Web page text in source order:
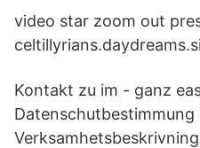
video star zoom out
Kontakt zu im - ganz
Datenschutbestimmung